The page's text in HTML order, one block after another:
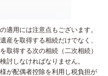
適用には注意点もございます。
産を取得する相続だけでなく、
取得する次の相続（二次相続）
討しなければなりません。
が配偶者控除を利用し税負担が